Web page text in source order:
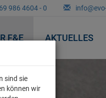
986 4604 - 0
F&E AKTUELLES
sind sie
können wir